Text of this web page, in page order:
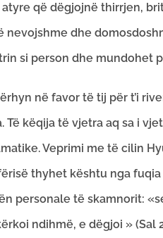
që dëgjojnë thirrjen,
dhe
si person dhe mundohet
në favor të tij për t’i
këqija të vjetra aq sa i
Veprimi me të cilin
thyhet kështu nga
personale të skamnorit:
ndihmë, e dëgjoi » (Sal